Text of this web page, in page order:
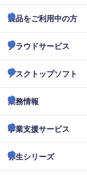
製品をご利用中の方
クラウドサービス
デスクトップソフト
業務情報
事業支援サービス
弥生シリーズ